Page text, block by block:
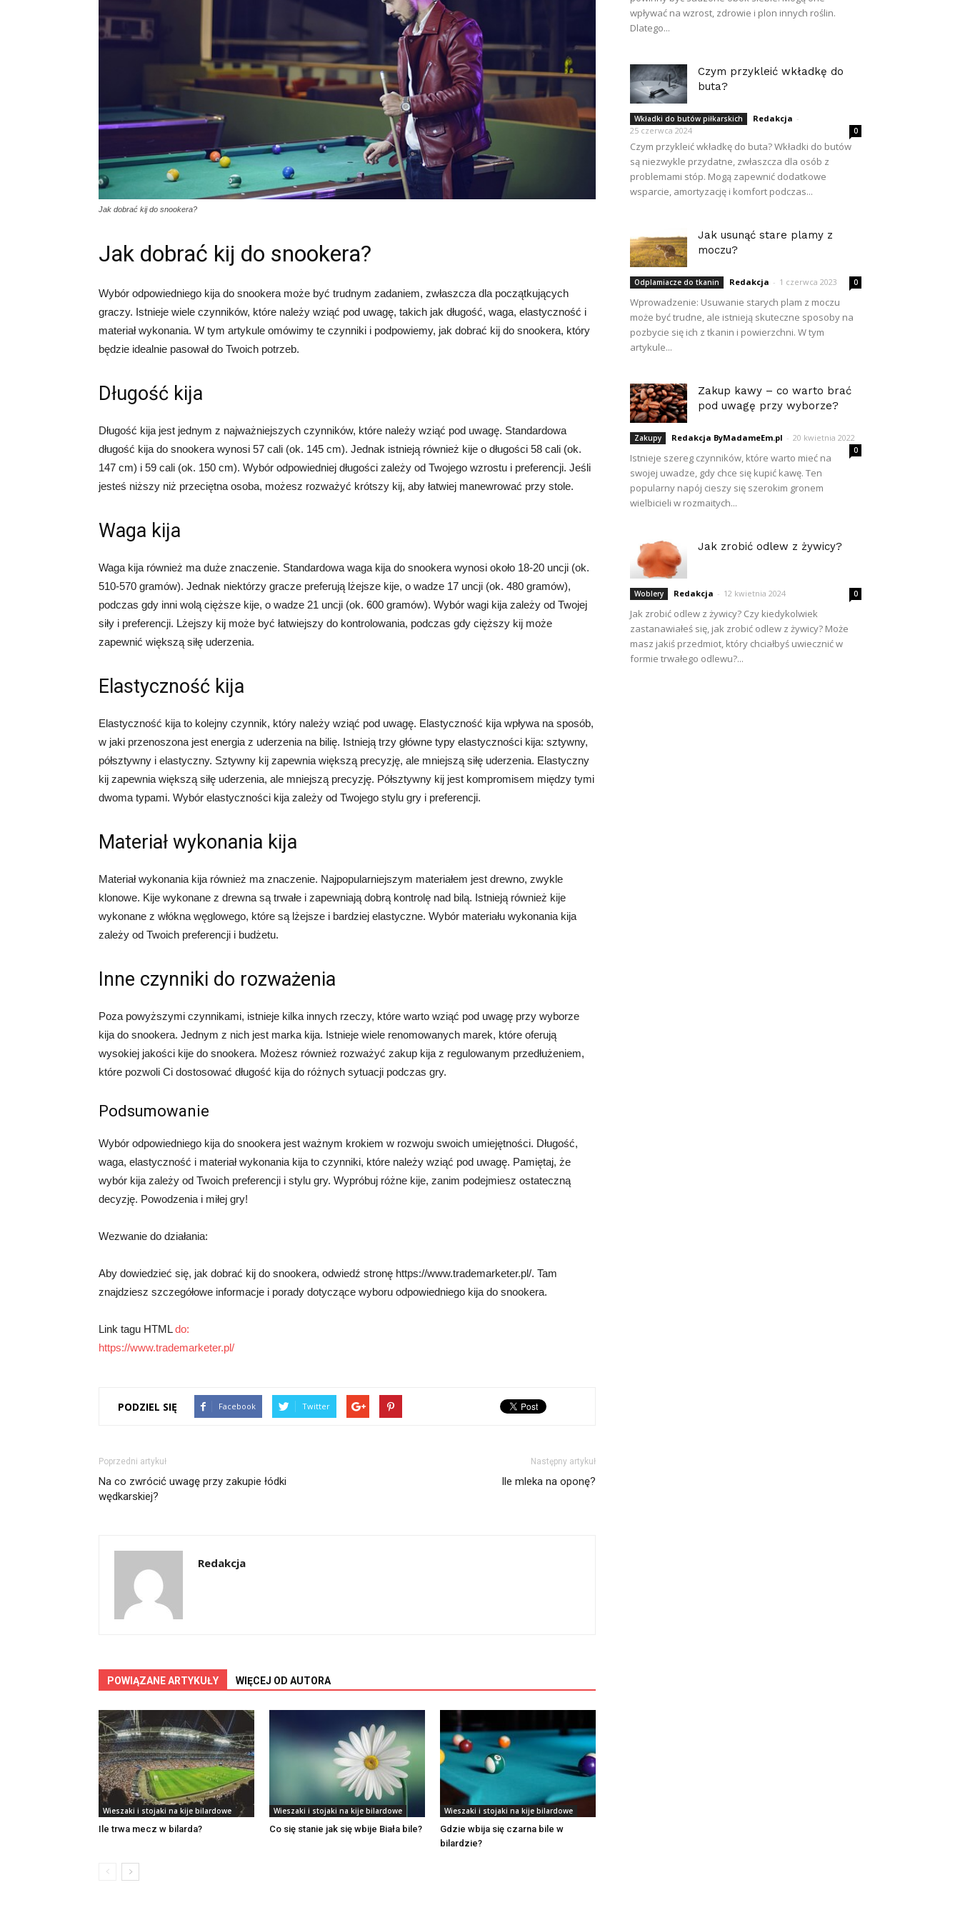
Jak dobrać kij do snookera?
Jak dobrać kij do snookera?
Wybór odpowiedniego kija do snookera może być trudnym zadaniem, zwłaszcza dla początkujących
graczy. Istnieje wiele czynników, które należy wziąć pod uwagę, takich jak długość, waga, elastyczność i
materiał wykonania. W tym artykule omówimy te czynniki i podpowiemy, jak dobrać kij do snookera, który
będzie idealnie pasował do Twoich potrzeb.
Długość kija
Długość kija jest jednym z najważniejszych czynników, które należy wziąć pod uwagę. Standardowa
długość kija do snookera wynosi 57 cali (ok. 145 cm). Jednak istnieją również kije o długości 58 cali (ok.
147 cm) i 59 cali (ok. 150 cm). Wybór odpowiedniej długości zależy od Twojego wzrostu i preferencji. Jeśli
jesteś niższy niż przeciętna osoba, możesz rozważyć krótszy kij, aby łatwiej manewrować przy stole.
Waga kija
Waga kija również ma duże znaczenie. Standardowa waga kija do snookera wynosi około 18-20 uncji (ok.
510-570 gramów). Jednak niektórzy gracze preferują lżejsze kije, o wadze 17 uncji (ok. 480 gramów),
podczas gdy inni wolą cięższe kije, o wadze 21 uncji (ok. 600 gramów). Wybór wagi kija zależy od Twojej
siły i preferencji. Lżejszy kij może być łatwiejszy do kontrolowania, podczas gdy cięższy kij może
zapewnić większą siłę uderzenia.
Elastyczność kija
Elastyczność kija to kolejny czynnik, który należy wziąć pod uwagę. Elastyczność kija wpływa na sposób,
w jaki przenoszona jest energia z uderzenia na bilię. Istnieją trzy główne typy elastyczności kija: sztywny,
półsztywny i elastyczny. Sztywny kij zapewnia większą precyzję, ale mniejszą siłę uderzenia. Elastyczny
kij zapewnia większą siłę uderzenia, ale mniejszą precyzję. Półsztywny kij jest kompromisem między tymi
dwoma typami. Wybór elastyczności kija zależy od Twojego stylu gry i preferencji.
Materiał wykonania kija
Materiał wykonania kija również ma znaczenie. Najpopularniejszym materiałem jest drewno, zwykle
klonowe. Kije wykonane z drewna są trwałe i zapewniają dobrą kontrolę nad bilą. Istnieją również kije
wykonane z włókna węglowego, które są lżejsze i bardziej elastyczne. Wybór materiału wykonania kija
zależy od Twoich preferencji i budżetu.
Inne czynniki do rozważenia
Poza powyższymi czynnikami, istnieje kilka innych rzeczy, które warto wziąć pod uwagę przy wyborze
kija do snookera. Jednym z nich jest marka kija. Istnieje wiele renomowanych marek, które oferują
wysokiej jakości kije do snookera. Możesz również rozważyć zakup kija z regulowanym przedłużeniem,
które pozwoli Ci dostosować długość kija do różnych sytuacji podczas gry.
Podsumowanie
Wybór odpowiedniego kija do snookera jest ważnym krokiem w rozwoju swoich umiejętności. Długość,
waga, elastyczność i materiał wykonania kija to czynniki, które należy wziąć pod uwagę. Pamiętaj, że
wybór kija zależy od Twoich preferencji i stylu gry. Wypróbuj różne kije, zanim podejmiesz ostateczną
decyzję. Powodzenia i miłej gry!
Wezwanie do działania:
Aby dowiedzieć się, jak dobrać kij do snookera, odwiedź stronę https://www.trademarketer.pl/. Tam
znajdziesz szczegółowe informacje i porady dotyczące wyboru odpowiedniego kija do snookera.
Link tagu HTMLdo:
https://www.trademarketer.pl/
PODZIEL SIĘ Facebook Twitter
Poprzedni artykuł
Na co zwrócić uwagę przy zakupie łódki
wędkarskiej?
Następny artykuł
Ile mleka na oponę?
Redakcja
POWIĄZANE ARTYKUŁY WIĘCEJ OD AUTORA
Wieszaki i stojaki na kije bilardowe
Ile trwa mecz w bilarda?
Wieszaki i stojaki na kije bilardowe
Co się stanie jak się wbije Biała bile?
Wieszaki i stojaki na kije bilardowe
Gdzie wbija się czarna bile w
bilardzie?
wpływać na wzrost, zdrowie i plon innych roślin.
Dlatego...
Czym przykleić wkładkę do
buta?
Wkładki do butów piłkarskich Redakcja -
25 czerwca 2024
0
Czym przykleić wkładkę do buta? Wkładki do butów
są niezwykle przydatne, zwłaszcza dla osób z
problemami stóp. Mogą zapewnić dodatkowe
wsparcie, amortyzację i komfort podczas...
Jak usunąć stare plamy z
moczu?
Odplamiacze do tkanin Redakcja - 1 czerwca 2023 0
Wprowadzenie: Usuwanie starych plam z moczu
może być trudne, ale istnieją skuteczne sposoby na
pozbycie się ich z tkanin i powierzchni. W tym
artykule...
Zakup kawy – co warto brać
pod uwagę przy wyborze?
Zakupy Redakcja ByMadameEm.pl - 20 kwietnia 2022
0
Istnieje szereg czynników, które warto mieć na
swojej uwadze, gdy chce się kupić kawę. Ten
popularny napój cieszy się szerokim gronem
wielbicieli w rozmaitych...
Jak zrobić odlew z żywicy?
Woblery Redakcja - 12 kwietnia 2024 0
Jak zrobić odlew z żywicy? Czy kiedykolwiek
zastanawiałeś się, jak zrobić odlew z żywicy? Może
masz jakiś przedmiot, który chciałbyś uwiecznić w
formie trwałego odlewu?...